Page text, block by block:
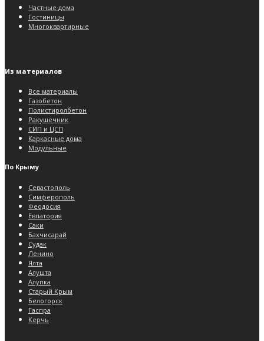
Частные дома
Гостиницы
Многоквартирные
Из материалов
Все материалы
Газобетон
Полистиролбетон
Ракушечник
СИП и ЦСП
Каркасные дома
Модульные
По Крыму
Севастополь
Симферополь
Феодосия
Евпатория
Саки
Бахчисарай
Судак
Ленино
Ялта
Алушта
Алупка
Старый Крым
Белогорск
Гаспра
Керчь